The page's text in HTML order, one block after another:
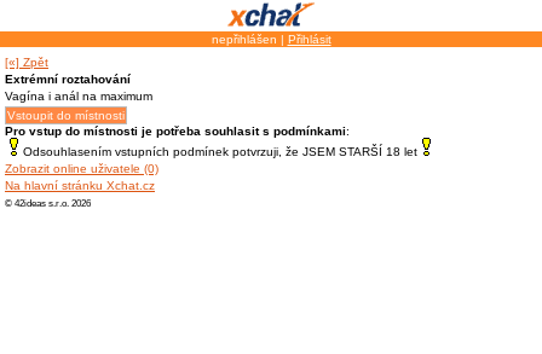
nepřihlášen | Přihlásit
[«] Zpět
Extrémní roztahování
Vagína i anál na maximum
Pro vstup do místnosti je potřeba souhlasit s podmínkami:
Odsouhlasením vstupních podmínek potvrzuji, že JSEM STARŠÍ 18 let
Zobrazit online uživatele (0)
Na hlavní stránku Xchat.cz
© 42ideas s.r.o. 2026